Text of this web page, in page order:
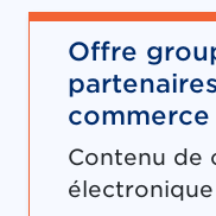
Offre
Contenu de